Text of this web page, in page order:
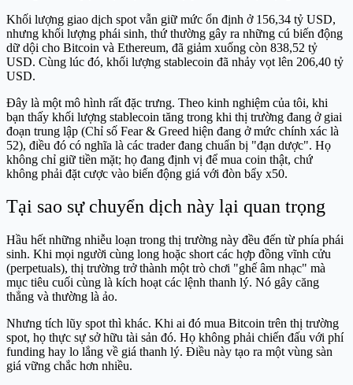
Khối lượng giao dịch spot vẫn giữ mức ổn định ở 156,34 tỷ USD,
nhưng khối lượng phái sinh, thứ thường gây ra những cú biến động
dữ dội cho Bitcoin và Ethereum, đã giảm xuống còn 838,52 tỷ
USD. Cùng lúc đó, khối lượng stablecoin đã nhảy vọt lên 206,40 tỷ
USD.
Đây là một mô hình rất đặc trưng. Theo kinh nghiệm của tôi, khi
bạn thấy khối lượng stablecoin tăng trong khi thị trường đang ở giai
đoạn trung lập (Chỉ số Fear & Greed hiện đang ở mức chính xác là
52), điều đó có nghĩa là các trader đang chuẩn bị "đạn dược". Họ
không chỉ giữ tiền mặt; họ đang định vị để mua coin thật, chứ
không phải đặt cược vào biến động giá với đòn bẩy x50.
Tại sao sự chuyển dịch này lại quan trọng
Hầu hết những nhiễu loạn trong thị trường này đều đến từ phía phái
sinh. Khi mọi người cùng long hoặc short các hợp đồng vĩnh cửu
(perpetuals), thị trường trở thành một trò chơi "ghế âm nhạc" mà
mục tiêu cuối cùng là kích hoạt các lệnh thanh lý. Nó gây căng
thẳng và thường là ảo.
Nhưng tích lũy spot thì khác. Khi ai đó mua Bitcoin trên thị trường
spot, họ thực sự sở hữu tài sản đó. Họ không phải chiến đấu với phí
funding hay lo lắng về giá thanh lý. Điều này tạo ra một vùng sàn
giá vững chắc hơn nhiều.